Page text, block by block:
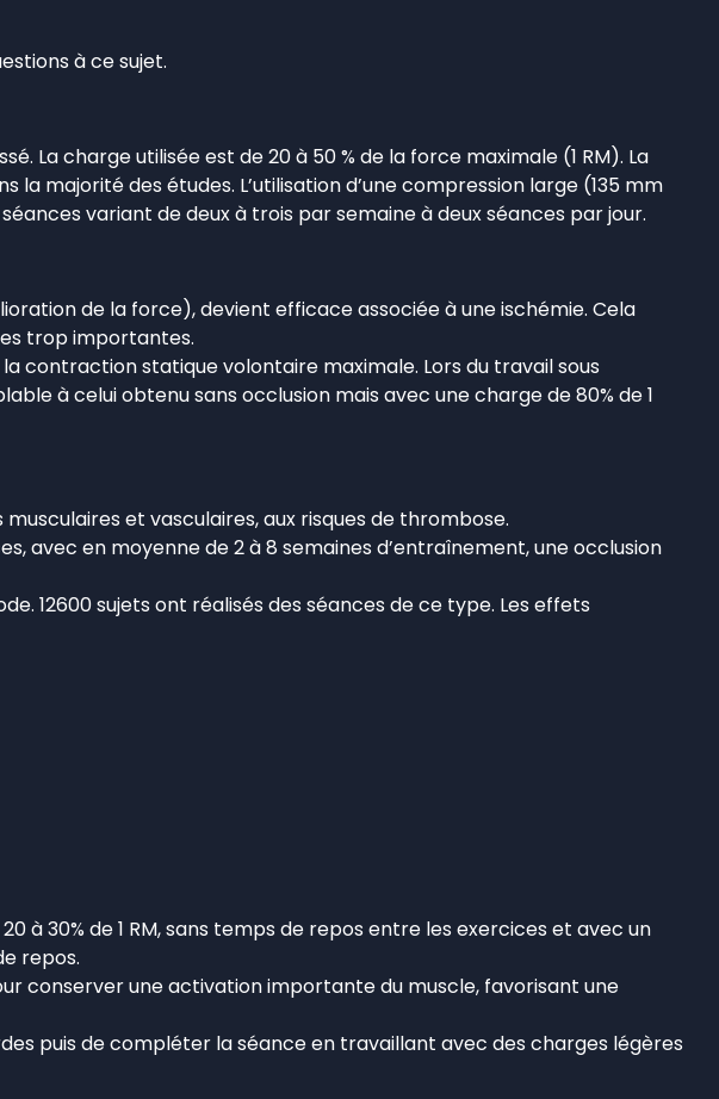
à ce sujet.
La charge utilisée est de 20 à 50 % de la force maximale (1 RM). La
majorité des études. L’utilisation d’une compression large (135 mm
variant de deux à trois par semaine à deux séances par jour.
de la force), devient efficace associée à une ischémie. Cela
trop importantes.
contraction statique volontaire maximale. Lors du travail sous
à celui obtenu sans occlusion mais avec une charge de 80% de 1
et vasculaires, aux risques de thrombose.
avec en moyenne de 2 à 8 semaines d’entraînement, une occlusion
12600 sujets ont réalisés des séances de ce type. Les effets
à 30% de 1 RM, sans temps de repos entre les exercices et avec un
repos.
conserver une activation importante du muscle, favorisant une
puis de compléter la séance en travaillant avec des charges légères